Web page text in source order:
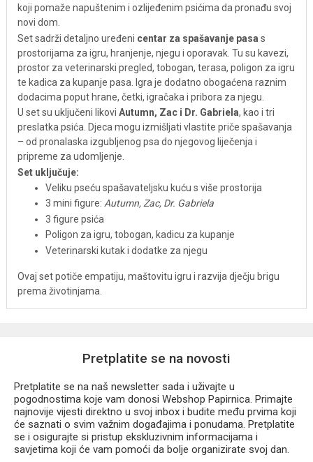
koji pomaže napuštenim i ozlijeđenim psićima da pronađu svoj
novi dom.
Set sadrži detaljno uređeni centar za spašavanje pasa s
prostorijama za igru, hranjenje, njegu i oporavak. Tu su kavezi,
prostor za veterinarski pregled, tobogan, terasa, poligon za igru
te kadica za kupanje pasa. Igra je dodatno obogaćena raznim
dodacima poput hrane, četki, igračaka i pribora za njegu.
U set su uključeni likovi Autumn, Zac i Dr. Gabriela, kao i tri
preslatka psića. Djeca mogu izmišljati vlastite priče spašavanja
– od pronalaska izgubljenog psa do njegovog liječenja i
pripreme za udomljenje.
Set uključuje:
Veliku pseću spašavateljsku kuću s više prostorija
3 mini figure: Autumn, Zac, Dr. Gabriela
3 figure psića
Poligon za igru, tobogan, kadicu za kupanje
Veterinarski kutak i dodatke za njegu
Ovaj set potiče empatiju, maštovitu igru i razvija dječju brigu
prema životinjama.
Pretplatite se na novosti
Pretplatite se na naš newsletter sada i uživajte u
pogodnostima koje vam donosi Webshop Papirnica. Primajte
najnovije vijesti direktno u svoj inbox i budite među prvima koji
će saznati o svim važnim događajima i ponudama. Pretplatite
se i osigurajte si pristup ekskluzivnim informacijama i
savjetima koji će vam pomoći da bolje organizirate svoj dan.